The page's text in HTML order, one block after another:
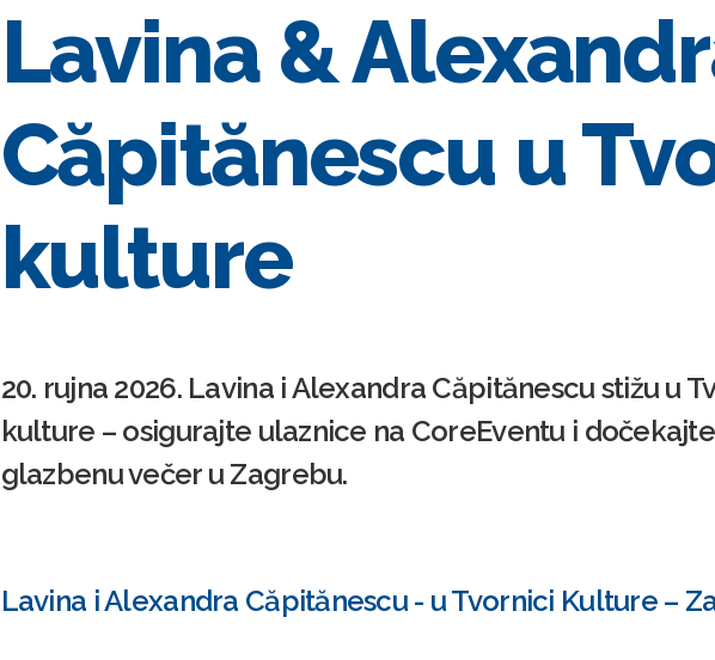
Lavina &
Căpitănescu u
kulture
20. rujna 2026. Lavina i Alexandra Căpitănescu stižu u
kulture – osigurajte ulaznice na CoreEventu i
glazbenu večer u Zagrebu.
Lavina i Alexandra Căpitănescu - u Tvornici Kulture –